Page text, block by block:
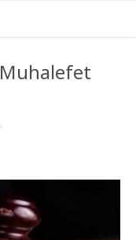
Muhalefet